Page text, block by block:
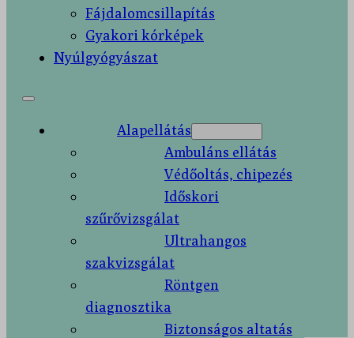
Fájdalomcsillapítás
Gyakori kórképek
Nyúlgyógyászat
Alapellátás
Ambuláns ellátás
Védőoltás, chipezés
Időskori
szűrővizsgálat
Ultrahangos
szakvizsgálat
Röntgen
diagnosztika
Biztonságos altatás